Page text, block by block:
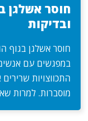
חוסר אשלגן
ובדיקות
חוסר אשלגן בגוף
במפגשים עם
התכווצויות
מוסברות. למרות